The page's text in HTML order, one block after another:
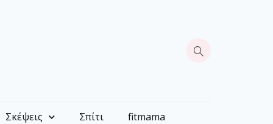
Σκέψεις Σπίτι fitmama